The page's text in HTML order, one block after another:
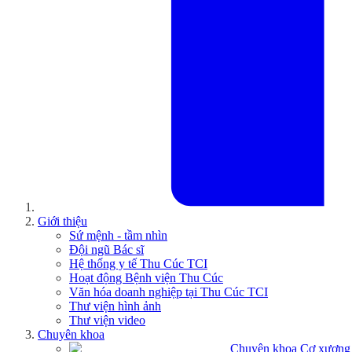
Giới thiệu
Sứ mệnh - tầm nhìn
Đội ngũ Bác sĩ
Hệ thống y tế Thu Cúc TCI
Hoạt động Bệnh viện Thu Cúc
Văn hóa doanh nghiệp tại Thu Cúc TCI
Thư viện hình ảnh
Thư viện video
Chuyên khoa
Chuyên khoa Cơ